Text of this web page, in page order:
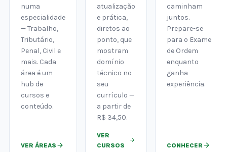
numa
especialidade
— Trabalho,
Tributário,
Penal, Civil e
mais. Cada
área é um
hub de
cursos e
conteúdo.
VER ÁREAS
atualização
e prática,
diretos ao
ponto, que
mostram
domínio
técnico no
seu
currículo —
a partir de
R$ 34,50.
VER
CURSOS
caminham
juntos.
Prepare-se
para o Exame
de Ordem
enquanto
ganha
experiência.
CONHECER